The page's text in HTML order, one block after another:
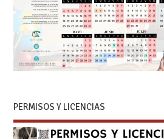
PERMISOS Y LICENCIAS